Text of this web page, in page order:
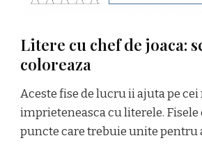
Litere cu chef de joaca:
coloreaza
Aceste fise de lucru ii ajuta pe cei
imprieteneasca cu literele.
puncte care trebuie unite pentru